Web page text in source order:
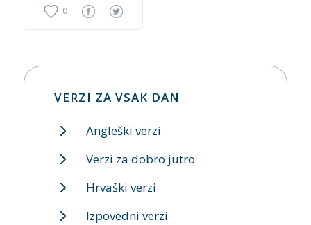
0
VERZI ZA VSAK DAN
Angleški verzi
Verzi za dobro jutro
Hrvaški verzi
Izpovedni verzi